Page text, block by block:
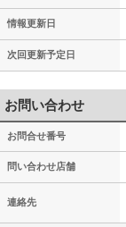
情報更新日
次回更新予定日
お問い合わせ
お問合せ番号
問い合わせ店舗
連絡先